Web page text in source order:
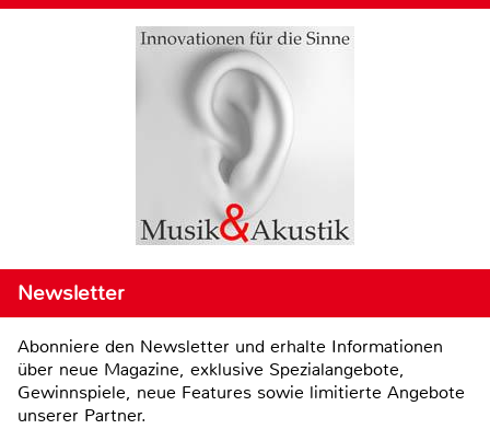
Newsletter
Abonniere den Newsletter und erhalte Informationen
über neue Magazine, exklusive Spezialangebote,
Gewinnspiele, neue Features sowie limitierte Angebote
unserer Partner.